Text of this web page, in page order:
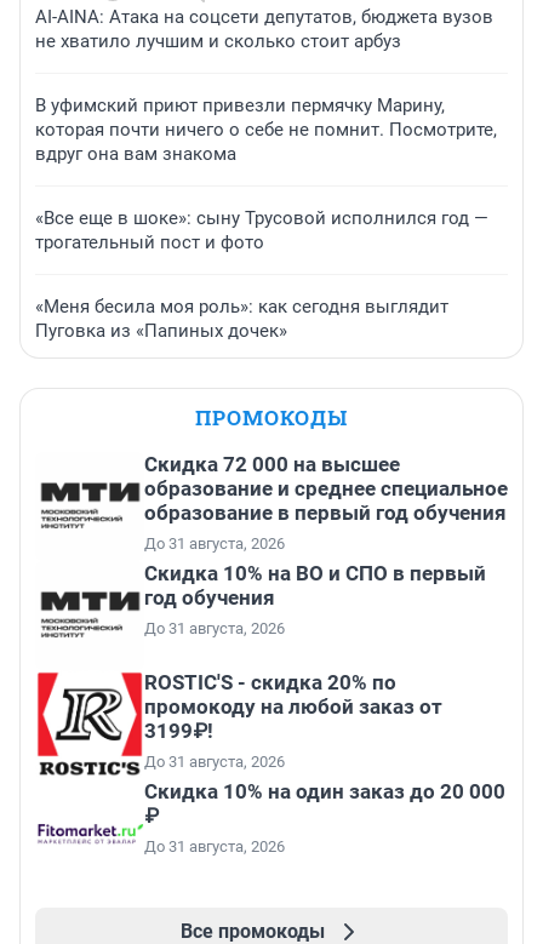
AI-AINA: Атака на соцсети депутатов, бюджета вузов
не хватило лучшим и сколько стоит арбуз
В уфимский приют привезли пермячку Марину,
которая почти ничего о себе не помнит. Посмотрите,
вдруг она вам знакома
«Все еще в шоке»: сыну Трусовой исполнился год —
трогательный пост и фото
«Меня бесила моя роль»: как сегодня выглядит
Пуговка из «Папиных дочек»
ПРОМОКОДЫ
Скидка 72 000 на высшее
образование и среднее специальное
образование в первый год обучения
До 31 августа, 2026
Скидка 10% на ВО и СПО в первый
год обучения
До 31 августа, 2026
ROSTIC'S - скидка 20% по
промокоду на любой заказ от
3199₽!
До 31 августа, 2026
Скидка 10% на один заказ до 20 000
₽
До 31 августа, 2026
Все промокоды